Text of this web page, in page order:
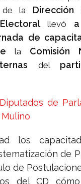
de la Dirección
llevó
de
la Comisión
del
Diputados de
los
de
de
del CD